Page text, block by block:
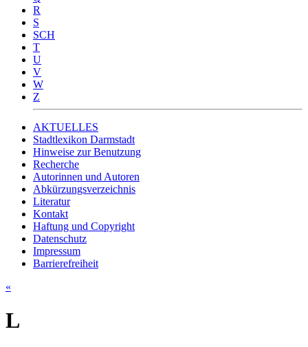
R
S
SCH
T
U
V
W
Z
AKTUELLES
Stadtlexikon Darmstadt
Hinweise zur Benutzung
Recherche
Autorinnen und Autoren
Abkürzungsverzeichnis
Literatur
Kontakt
Haftung und Copyright
Datenschutz
Impressum
Barrierefreiheit
«
L